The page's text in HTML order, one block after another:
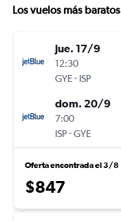
Los vuelos más
jue. 17/9
12:30
GYE- ISP
dom. 20/9
7:00
ISP-GYE
Oferta encontrada el 3/8
$847